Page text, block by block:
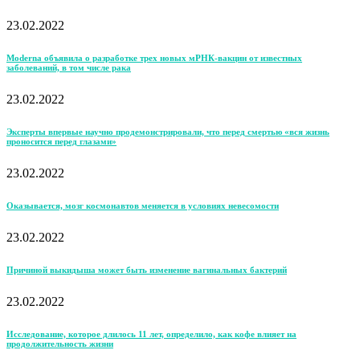
23.02.2022
Moderna объявила о разработке трех новых мРНК-вакцин от известных
заболеваний, в том числе рака
23.02.2022
Эксперты впервые научно продемонстрировали, что перед смертью «вся жизнь
проносится перед глазами»
23.02.2022
Оказывается, мозг космонавтов меняется в условиях невесомости
23.02.2022
Причиной выкидыша может быть изменение вагинальных бактерий
23.02.2022
Исследование, которое длилось 11 лет, определило, как кофе влияет на
продолжительность жизни